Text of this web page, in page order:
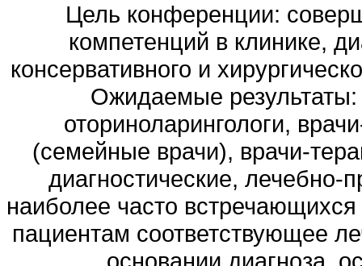
Цель конференции:
компетенций в клинике,
консервативного и
Ожидаемые
оториноларингологи,
(семейные врачи), врачи-
диагностические, лечебно-
наиболее часто
пациентам соответствующее